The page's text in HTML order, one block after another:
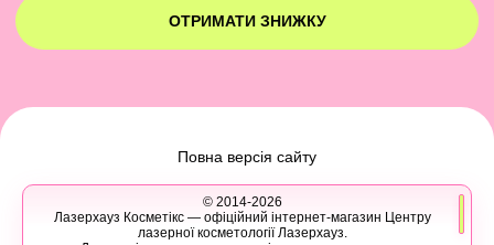
ОТРИМАТИ ЗНИЖКУ
Повна версія сайту
© 2014-2026
Лазерхауз Косметікс — офіційний інтернет-магазин Центру
лазерної косметології Лазерхауз.